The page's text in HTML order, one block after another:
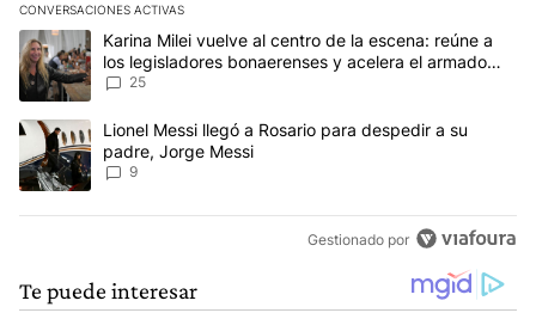
CONVERSACIONES ACTIVAS
Este listado muestra los artículos con más comentarios en los
Un artículo de tendencia con el título "Karina Milei vuelve al
Karina Milei vuelve al centro de la escena: reúne a
los legisladores bonaerenses y acelera el armado
para 2027
25
Un artículo de tendencia con el título "Lionel Messi llegó a
Lionel Messi llegó a Rosario para despedir a su
padre, Jorge Messi
9
Gestionado por